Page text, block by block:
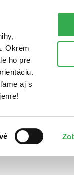
Okrem
ho pre
aj s